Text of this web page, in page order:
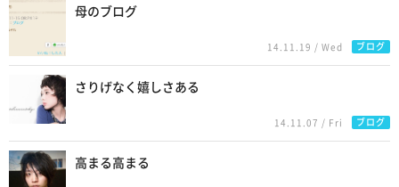
母のブログ
14.11.19 / Wed ブログ
さりげなく嬉しさある
14.11.07 / Fri ブログ
高まる高まる